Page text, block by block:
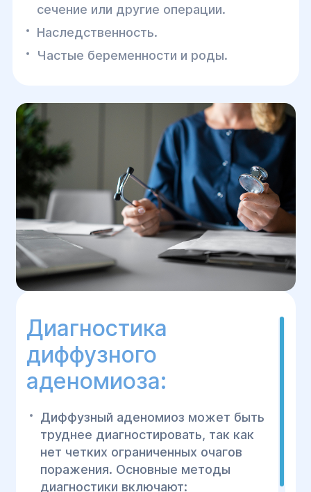
сечение или другие операции.
Наследственность.
Частые беременности и роды.
Диагностика
диффузного
аденомиоза:
Диффузный аденомиоз может быть
труднее диагностировать, так как
нет четких ограниченных очагов
поражения. Основные методы
диагностики включают: